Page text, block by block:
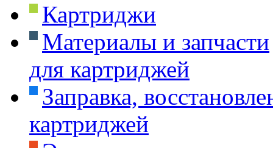
Картриджи
Материалы и запчасти
для картриджей
Заправка,
картриджей